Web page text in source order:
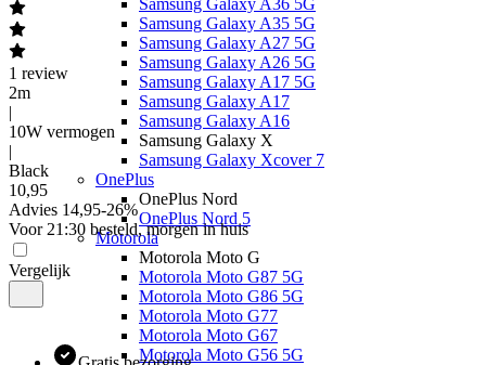
Samsung Galaxy A36 5G
Samsung Galaxy A35 5G
Samsung Galaxy A27 5G
Samsung Galaxy A26 5G
Samsung Galaxy A17 5G
Samsung Galaxy A17
Samsung Galaxy A16
Samsung Galaxy X
Samsung Galaxy Xcover 7
OnePlus
OnePlus Nord
OnePlus Nord 5
Motorola
Motorola Moto G
Motorola Moto G87 5G
Motorola Moto G86 5G
Motorola Moto G77
Motorola Moto G67
Motorola Moto G56 5G
1 review
2m
|
10W vermogen
|
Black
10,95
Advies 14,95-26%
Voor 21:30 besteld, morgen in huis
Vergelijk